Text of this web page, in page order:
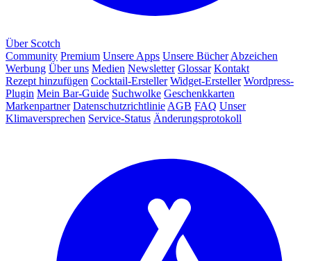
Über Scotch
Community Premium Unsere Apps Unsere Bücher Abzeichen
Werbung Über uns Medien Newsletter Glossar Kontakt
Rezept hinzufügen Cocktail-Ersteller Widget-Ersteller Wordpress-
Plugin Mein Bar-Guide Suchwolke Geschenkkarten
Markenpartner Datenschutzrichtlinie AGB FAQ Unser
Klimaversprechen Service-Status Änderungsprotokoll